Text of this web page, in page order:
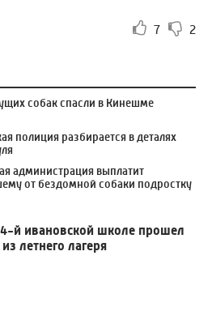
7 2
собак спасли в Кинешме
полиция разбирается в деталях
администрация выплатит
от бездомной собаки подростку
й ивановской школе прошел
летнего лагеря